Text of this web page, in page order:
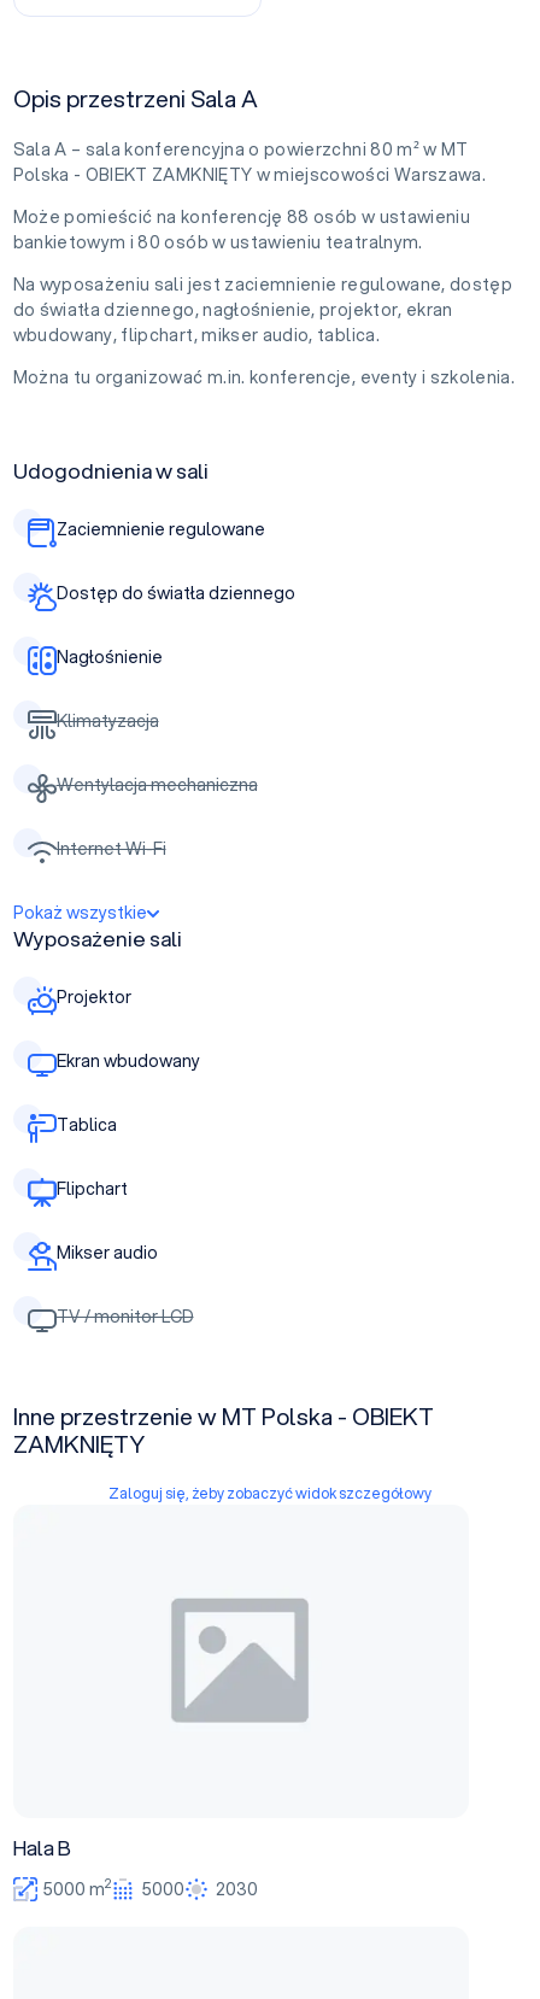
Opis przestrzeni Sala A
Sala A – sala konferencyjna o powierzchni 80 m² w MT
Polska - OBIEKT ZAMKNIĘTY w miejscowości Warszawa.
Może pomieścić na konferencję 88 osób w ustawieniu
bankietowym i 80 osób w ustawieniu teatralnym.
Na wyposażeniu sali jest zaciemnienie regulowane, dostęp
do światła dziennego, nagłośnienie, projektor, ekran
wbudowany, flipchart, mikser audio, tablica.
Można tu organizować m.in. konferencje, eventy i szkolenia.
Udogodnienia w sali
Zaciemnienie regulowane
Dostęp do światła dziennego
Nagłośnienie
Klimatyzacja
Wentylacja mechaniczna
Internet Wi-Fi
Pokaż wszystkie
Wyposażenie sali
Projektor
Ekran wbudowany
Tablica
Flipchart
Mikser audio
TV / monitor LCD
Inne przestrzenie w MT Polska - OBIEKT
ZAMKNIĘTY
Zaloguj się, żeby zobaczyć widok szczegółowy
Hala B
5000 m2 5000 2030